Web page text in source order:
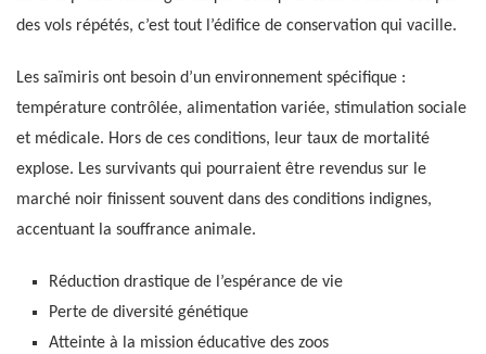
des vols répétés, c’est tout l’édifice de conservation qui vacille.
Les saïmiris ont besoin d’un environnement spécifique :
température contrôlée, alimentation variée, stimulation sociale
et médicale. Hors de ces conditions, leur taux de mortalité
explose. Les survivants qui pourraient être revendus sur le
marché noir finissent souvent dans des conditions indignes,
accentuant la souffrance animale.
Réduction drastique de l’espérance de vie
Perte de diversité génétique
Atteinte à la mission éducative des zoos